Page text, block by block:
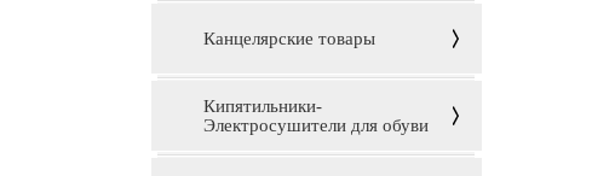
Канцелярские товары
Кипятильники-
Электросушители для обуви